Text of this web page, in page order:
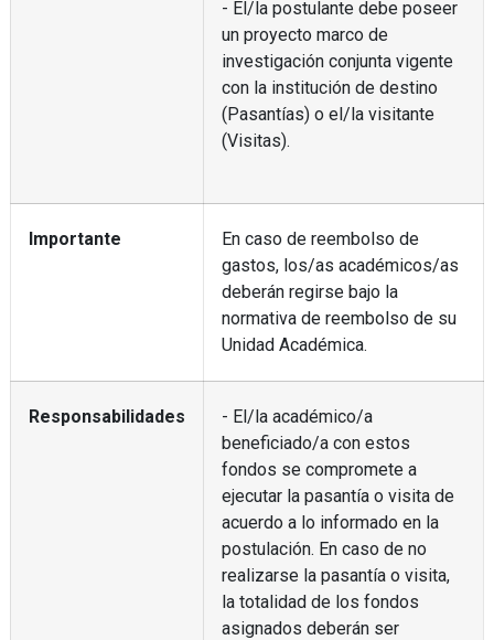
- El/la postulante debe poseer
un proyecto marco de
investigación conjunta vigente
con la institución de destino
(Pasantías) o el/la visitante
(Visitas).
Importante
En caso de reembolso de
gastos, los/as académicos/as
deberán regirse bajo la
normativa de reembolso de su
Unidad Académica.
Responsabilidades
- El/la académico/a
beneficiado/a con estos
fondos se compromete a
ejecutar la pasantía o visita de
acuerdo a lo informado en la
postulación. En caso de no
realizarse la pasantía o visita,
la totalidad de los fondos
asignados deberán ser